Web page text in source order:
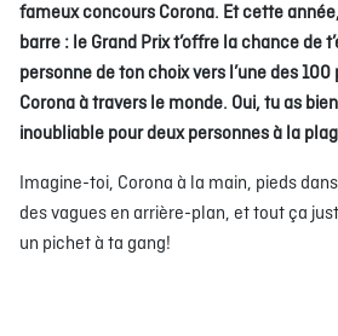
DONNER VOTRE OPINION
fameux concours Corona. Et cette
barre : le Grand Prix t’offre la chance de
personne de ton choix vers l’une des
Corona à travers le monde. Oui, tu as
inoubliable pour deux personnes à la
Imagine-toi, Corona à la main, pieds
des vagues en arrière-plan, et tout ça
un pichet à ta gang!